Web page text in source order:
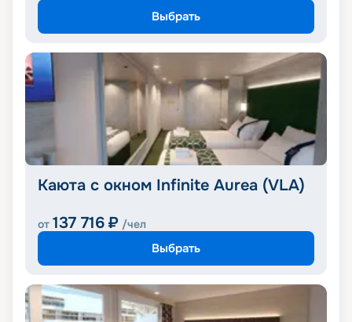
Выбрать
Каюта с окном Infinite Aurea (VLA)
от 137 716 ₽ /чел
Выбрать